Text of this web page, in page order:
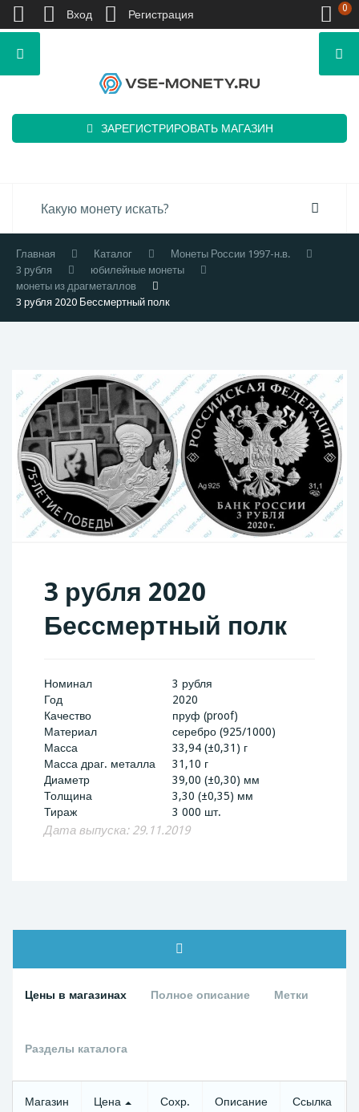
ЗАРЕГИСТРИРОВАТЬ МАГАЗИН
Главная Каталог
Монеты России 1997-н.в.
3 рубля
юбилейные монеты
монеты из драгметаллов
3 рубля 2020 Бессмертный полк
3 рубля 2020
Бессмертный полк
Номинал
3 рубля
Год
2020
Качество
пруф (proof)
Материал
серебро (925/1000)
Масса
33,94 (±0,31) г
Масса драг. металла
31,10 г
Диаметр
39,00 (±0,30) мм
Толщина
3,30 (±0,35) мм
Тираж
3 000 шт.
Дата выпуска: 29.11.2019
Цены в магазинах Полное описание Метки
Разделы каталога
Магазин Цена Сохр. Описание Ссылка
Вход Регистрация 0